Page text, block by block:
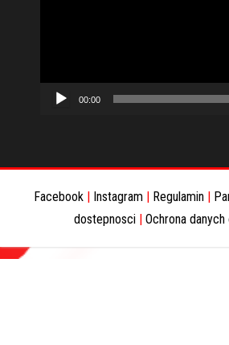
00:00
Facebook | Instagram | Regulamin |
dostepnosci | Ochrona